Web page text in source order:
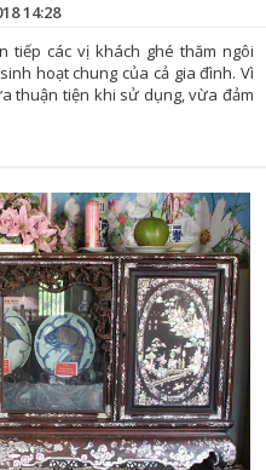
14:28
tiếp các vị khách ghé thăm ngôi
hoạt chung của cả gia đình. Vì
thuận tiện khi sử dụng, vừa đảm